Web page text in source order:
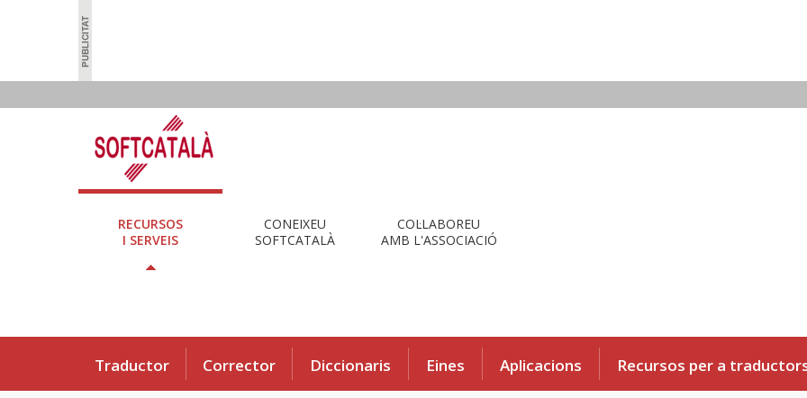
RECURSOS
I SERVEIS
CONEIXEU
SOFTCATALÀ
COL·LABOREU
AMB L'ASSOCIACIÓ
Traductor Corrector Diccionaris Eines Aplicacions Recursos per a